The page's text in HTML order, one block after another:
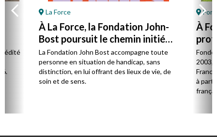
édité
La Force
À La Force, la Fondation John-
Bost poursuit le chemin initié
par son fondateur
La Fondation John Bost accompagne toute
personne en situation de handicap, sans
distinction, en lui offrant des lieux de vie, de
soin et de sens.
À
à la
Fondé
2003,
à